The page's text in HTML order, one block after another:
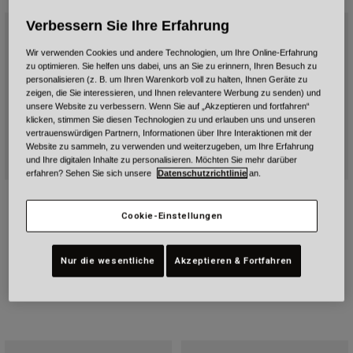
Retro
Ersatzteile
Alle Artikel anzeigen
Urban
BMX
Ersatzteile
Alle Artikel anzeigen
Price reduced from
239,99 €to
Verbessern Sie Ihre Erfahrung
Wir verwenden Cookies und andere Technologien, um Ihre Online-Erfahrung
zu optimieren. Sie helfen uns dabei, uns an Sie zu erinnern, Ihren Besuch zu
personalisieren (z. B. um Ihren Warenkorb voll zu halten, Ihnen Geräte zu
zeigen, die Sie interessieren, und Ihnen relevantere Werbung zu senden) und
unsere Website zu verbessern. Wenn Sie auf „Akzeptieren und fortfahren“
klicken, stimmen Sie diesen Technologien zu und erlauben uns und unseren
vertrauenswürdigen Partnern, Informationen über Ihre Interaktionen mit der
Website zu sammeln, zu verwenden und weiterzugeben, um Ihre Erfahrung
und Ihre digitalen Inhalte zu personalisieren. Möchten Sie mehr darüber
erfahren? Sehen Sie sich unsere
Datenschutzrichtlinie an.
Cookie-Einstellungen
Nur die wesentliche Akzeptieren & Fortfahren